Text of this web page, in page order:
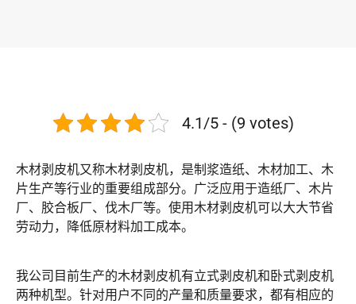
4.1/5 - (9 votes)
木材剥皮机又称木材剥皮机，是制浆造纸、木材加工、木
片生产等行业的重要组成部分。广泛应用于造纸厂、木片
厂、胶合板厂、伐木厂等。使用木材剥皮机可以大大节省
劳动力，降低原材料加工成本。
我公司目前生产的木材剥皮机有立式剥皮机和卧式剥皮机
两种机型。针对用户不同的产量和质量要求，都有相应的